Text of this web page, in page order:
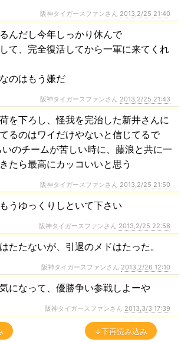
阪神タイガースファンさん 2013,2/25 21:40
んだし今年しっかり休んで
て、完全復活してから一軍に来てくれ
のはもう嫌だ
阪神タイガースファンさん 2013,2/25 21:43
を下ろし、怪我を完治した新井さんに
るのはワイだけやないと信じてるで
のチームが苦しい時に、藤浪と共に一
たら最高にカッコいいと思う
阪神タイガースファンさん 2013,2/25 21:50
うゆっくりしといて下さい
阪神タイガースファンさん 2013,2/25 22:58
たたないが、引退のメドはたった。
阪神タイガースファンさん 2013,2/26 12:10
になって、優勝争い参戦しよーや
阪神タイガースファンさん 2013,3/3 17:39
↓下再読み込み